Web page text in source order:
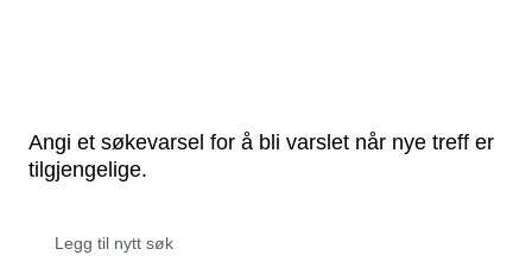
Angi et søkevarsel for å bli varslet når nye treff er
tilgjengelige.